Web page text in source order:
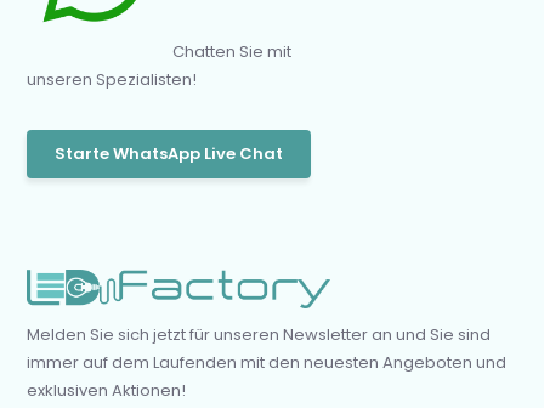
Chatten Sie mit
unseren Spezialisten!
Starte WhatsApp Live Chat
Melden Sie sich jetzt für unseren Newsletter an und Sie sind
immer auf dem Laufenden mit den neuesten Angeboten und
exklusiven Aktionen!